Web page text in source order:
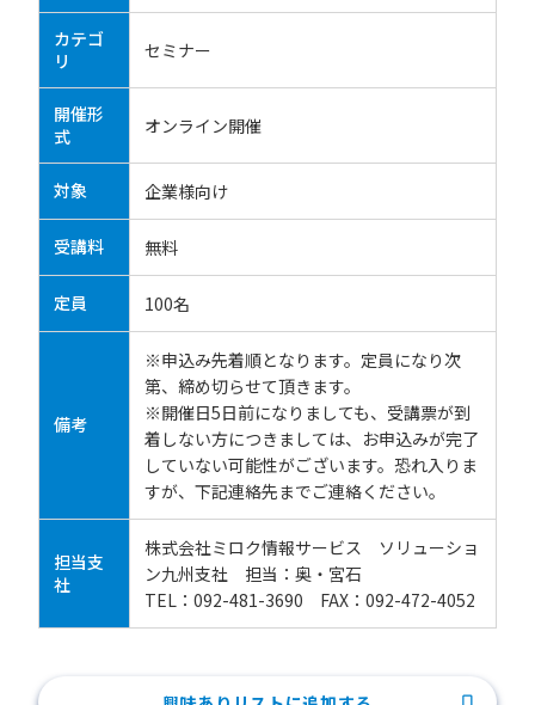
カテゴ
リ
セミナー
開催形
式
オンライン開催
対象 企業様向け
受講料 無料
定員 100名
備考
※申込み先着順となります。定員になり次
第、締め切らせて頂きます。
※開催日5日前になりましても、受講票が到
着しない方につきましては、お申込みが完了
していない可能性がございます。恐れ入りま
すが、下記連絡先までご連絡ください。
担当支
社
株式会社ミロク情報サービス ソリューショ
ン九州支社 担当：奥・宮石
TEL：092-481-3690 FAX：092-472-4052